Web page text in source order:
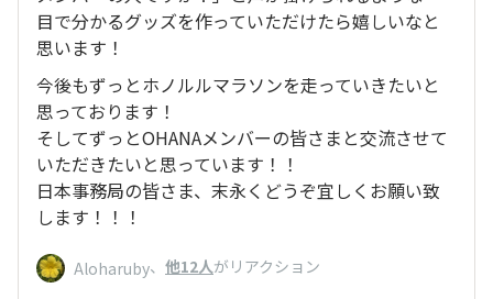
目で分かるグッズを作っていただけたら嬉しいなと
思います！
今後もずっとホノルルマラソンを走っていきたいと
思っております！
そしてずっとOHANAメンバーの皆さまと交流させて
いただきたいと思っています！！
日本事務局の皆さま、末永くどうぞ宜しくお願い致
します！！！
Aloharuby、 他12人がリアクション